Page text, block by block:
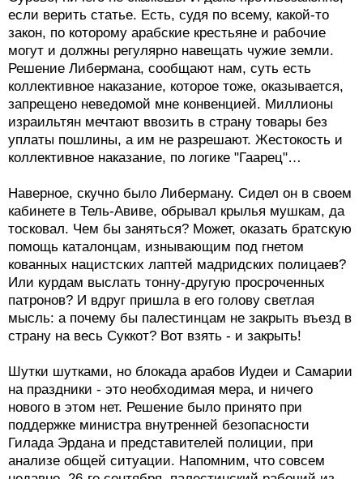
закон, по которому арабские крестьяне и рабочие
могут и должны регулярно навещать чужие земли.
Решение Либермана, сообщают нам, суть есть
коллективное наказание, которое тоже, оказывается,
запрещено неведомой мне конвенцией. Миллионы
израильтян мечтают ввозить в страну товары без
уплаты пошлины, а им не разрешают. Жестокость и
коллективное наказание, по логике "Гаарец"…
Наверное, скучно было Либерману. Сидел он в своем
кабинете в Тель-Авиве, обрывал крылья мушкам, да
тосковал. Чем бы заняться? Может, оказать братскую
помощь каталонцам, изнывающим под гнетом
кованных нацистских лаптей мадридских полицаев?
Или курдам выслать тонну-другую просроченных
патронов? И вдруг пришла в его голову светлая
мысль: а почему бы палестинцам не закрыть въезд в
страну на весь Суккот? Вот взять - и закрыть!
Шутки шутками, но блокада арабов Иудеи и Самарии
на праздники - это необходимая мера, и ничего
нового в этом нет. Решение было принято при
поддержке министра внутренней безопасности
Гилада Эрдана и представителей полиции, при
анализе общей ситуации. Напомним, что совсем
недавно, 26-го сентября, палестинский рабочий из
Бейт-Сурик застрелил трех израильтян у поселка Ар